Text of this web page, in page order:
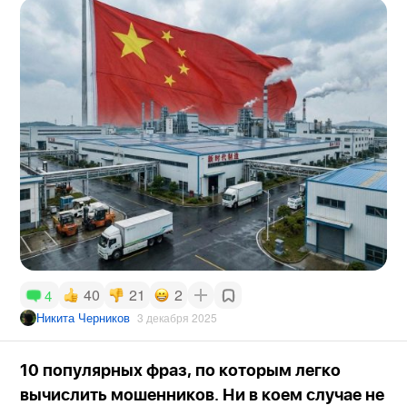
4 40 21 2
Никита Черников 3 декабря 2025
10 популярных фраз, по которым легко
вычислить мошенников. Ни в коем случае не